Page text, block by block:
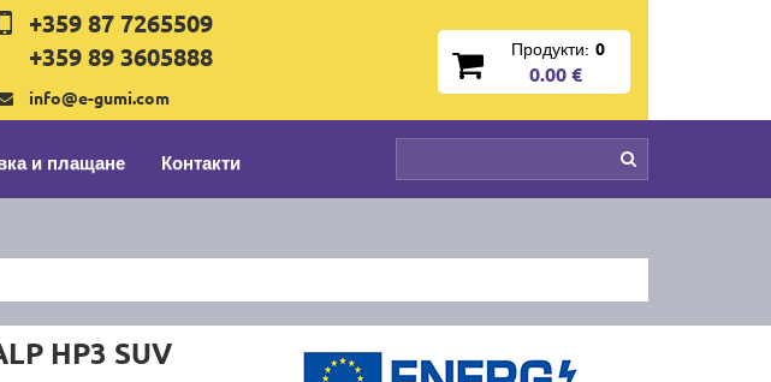
+359 87 7265509
+359 89 3605888
info@e-gumi.com
Продукти: 0
0.00 €
и плащане Контакти
HP3 SUV